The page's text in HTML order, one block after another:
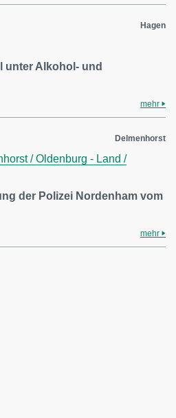
Hagen
unter Alkohol- und
mehr
Delmenhorst
/ Oldenburg - Land /
der Polizei Nordenham vom
mehr